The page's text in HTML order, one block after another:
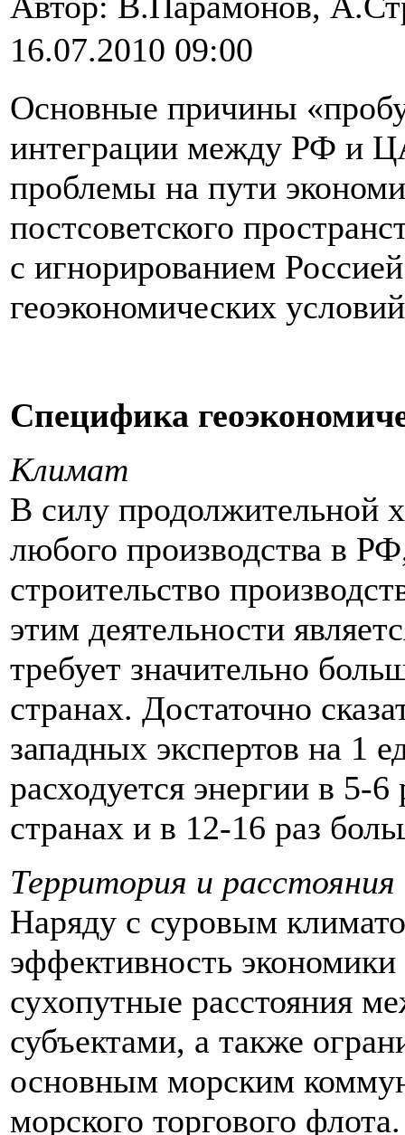
16.07.2010 09:00
Основные причины
интеграции между РФ и
проблемы на пути
постсоветского
с игнорированием
геоэкономических
Специфика
Климат
В силу продолжительной
любого производства в
строительство
этим деятельности
требует значительно
странах. Достаточно
западных экспертов на 1
расходуется энергии в 5-
странах и в 12-16 раз
Территория и расстояния
Наряду с суровым
эффективность
сухопутные расстояния
субъектами, а также
основным морским
морского торгового